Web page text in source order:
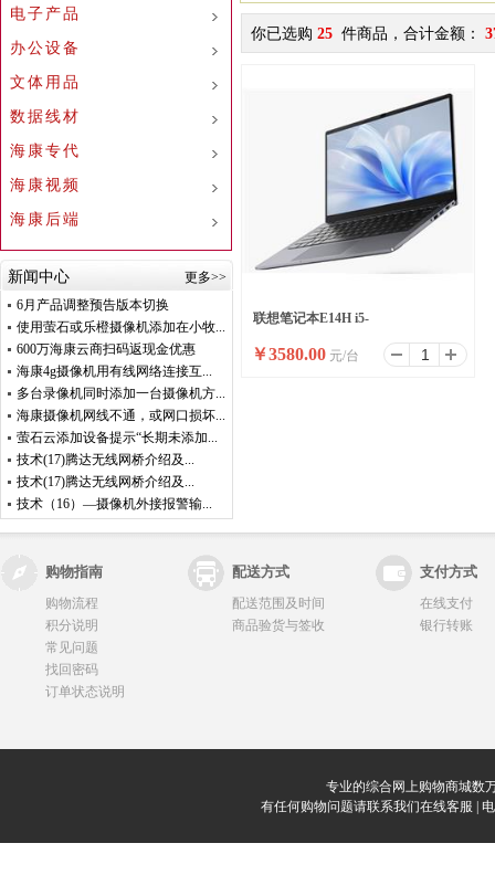
电子产品
办公设备
文体用品
数据线材
海康专代
海康视频
海康后端
新闻中心
更多>>
6月产品调整预告版本切换
使用萤石或乐橙摄像机添加在小牧...
600万海康云商扫码返现金优惠
海康4g摄像机用有线网络连接互...
多台录像机同时添加一台摄像机方...
海康摄像机网线不通，或网口损坏...
萤石云添加设备提示“长期未添加...
技术(17)腾达无线网桥介绍及...
技术(17)腾达无线网桥介绍及...
技术（16）—摄像机外接报警输...
你已选购 25 件商品，合计金额：
联想笔记本E14H i5-
13500H/16G/512G/集显/银
￥3580.00 元/台
购物指南 配送方式 支付方式
购物流程
积分说明
常见问题
找回密码
订单状态说明
配送范围及时间
商品验货与签收
在线支付
银行转账
专业的综合网上购物商城数
有任何购物问题请联系我们在线客服 | 电